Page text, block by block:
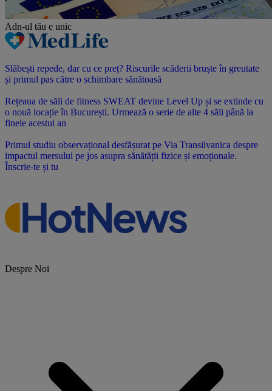
Adn-ul tău e unic
Slăbești repede, dar cu ce preț? Riscurile scăderii bruște în greutate
și primul pas către o schimbare sănătoasă
Rețeaua de săli de fitness SWEAT devine Level Up și se extinde cu
o nouă locație în București. Urmează o serie de alte 4 săli până la
finele acestui an
Primul studiu observațional desfășurat pe Via Transilvanica despre
impactul mersului pe jos asupra sănătății fizice și emoționale.
Înscrie-te și tu
Despre Noi